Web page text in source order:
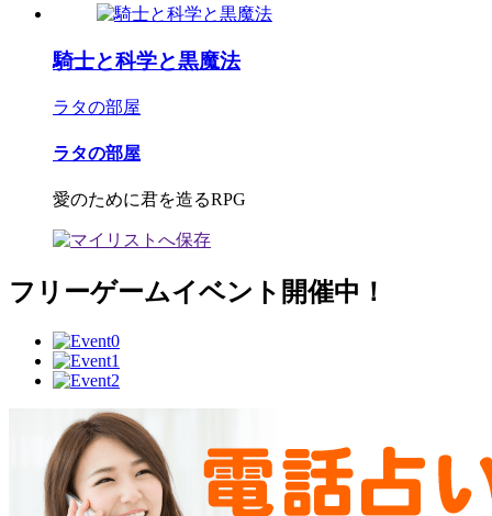
騎士と科学と黒魔法
ラタの部屋
ラタの部屋
愛のために君を造るRPG
フリーゲームイベント開催中！